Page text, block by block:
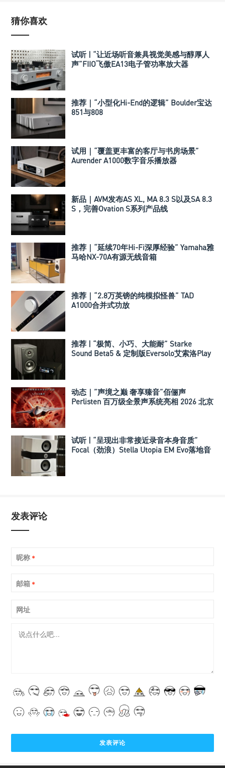
猜你喜欢
试听 | “让近场听音兼具视觉美感与醇厚人
声”FIIO飞傲EA13电子管功率放大器
推荐｜“小型化Hi-End的逻辑” Boulder宝达
851与808
试用｜“覆盖更丰富的客厅与书房场景”
Aurender A1000数字音乐播放器
新品｜AVM发布AS XL, MA 8.3 S以及SA 8.3
S，完善Ovation S系列产品线
推荐｜“延续70年Hi-Fi深厚经验” Yamaha雅
马哈NX-70A有源无线音箱
推荐｜“2.8万英镑的纯模拟怪兽” TAD
A1000合并式功放
推荐 | “极简、小巧、大能耐” Starke
Sound Beta5 & 定制版Eversolo艾索洛Play
动态｜”声境之巅 奢享臻音”佰俪声
Perlisten 百万级全景声系统亮相 2026 北京
试听 | “呈现出非常接近录音本身音质”
Focal（劲浪）Stella Utopia EM Evo落地音
发表评论
昵称 *
邮箱 *
网址